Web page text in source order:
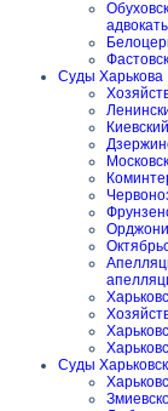
Суды Харькова
Суды